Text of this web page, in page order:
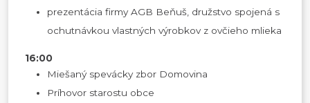
prezentácia firmy AGB Beňuš, družstvo spojená s
ochutnávkou vlastných výrobkov z ovčieho mlieka
16:00
Miešaný spevácky zbor Domovina
Príhovor starostu obce